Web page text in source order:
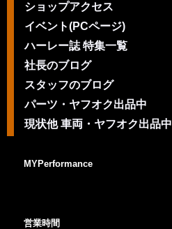
ショップアクセス
イベント(PCページ)
ハーレー誌 特集一覧
社長のブログ
スタッフのブログ
パーツ・ヤフオク出品中
現状他 車両・ヤフオク出品中
MYPerformance
営業時間